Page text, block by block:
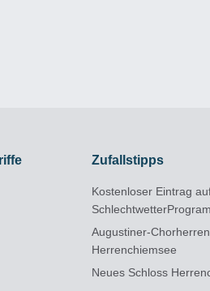
Zufallstipps
Kostenloser Eintrag
Augustiner-
Herrenchiemsee
Neues Schloss